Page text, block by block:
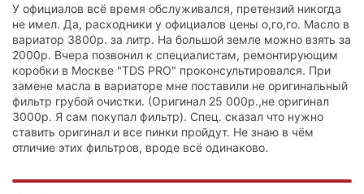
У официалов всё время обслуживался, претензий никогда
не имел. Да, расходники у официалов цены о,го,го. Масло в
вариатор 3800р. за литр. На большой земле можно взять за
2000р. Вчера позвонил к специалистам, ремонтирующим
коробки в Москве "TDS PRO" проконсультировался. При
замене масла в вариаторе мне поставили не оригинальный
фильтр грубой очистки. (Оригинал 25 000р.,не оригинал
3000р. Я сам покупал фильтр). Спец. сказал что нужно
ставить оригинал и все пинки пройдут. Не знаю в чём
отличие этих фильтров, вроде всё одинаково.